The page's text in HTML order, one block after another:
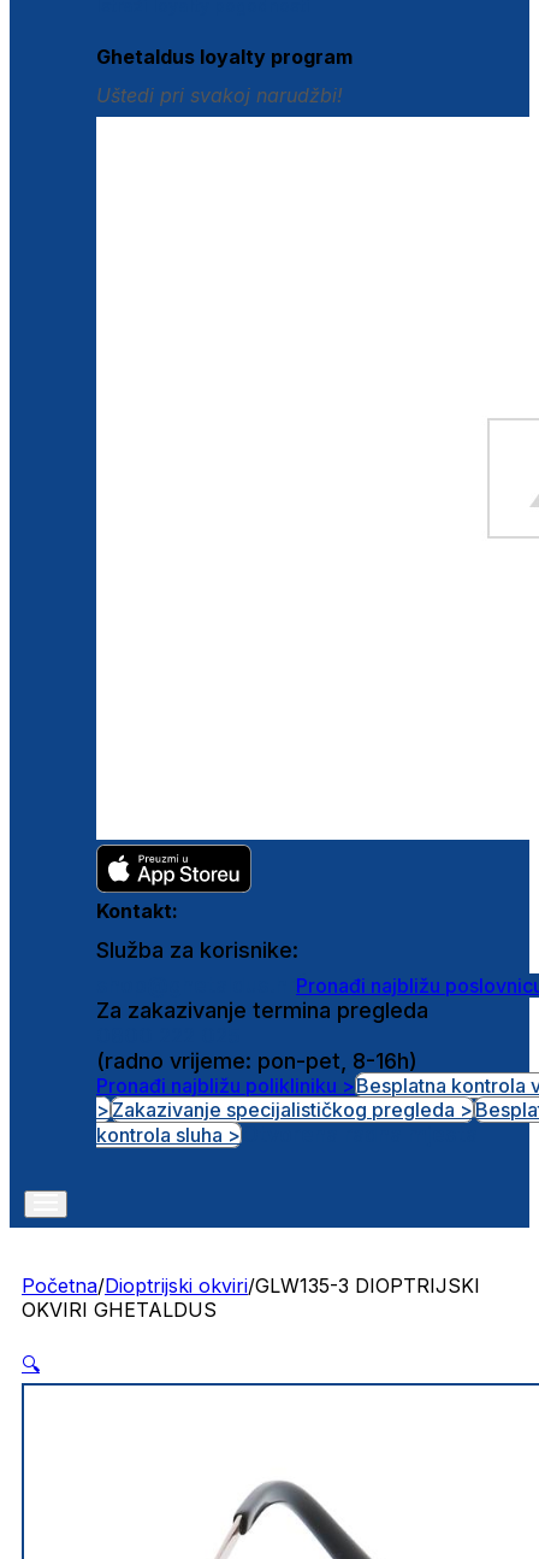
Ghetaldus loyalty program
Uštedi pri svakoj narudžbi!
Kontakt:
Služba za korisnike:
Pronađi najbližu
Za zakazivanje termina pregleda
(radno vrijeme: pon-pet, 8-16h)
Pronađi najbližu polikliniku >Besplatna kontrola
>Zakazivanje specijalističkog pregleda >
kontrola sluha >
Početna/Dioptrijski okviri/GLW135-3 DIOPTRIJSKI
OKVIRI GHETALDUS
🔍